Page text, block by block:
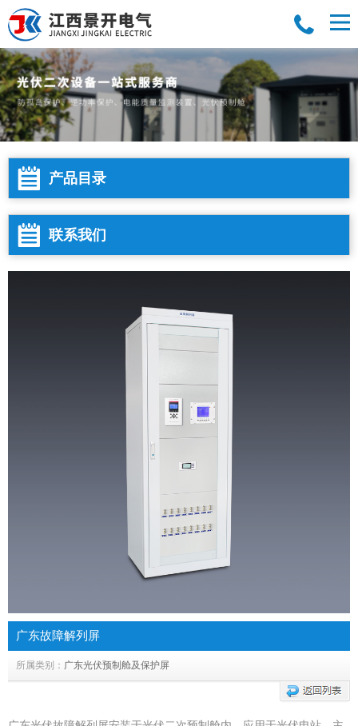
产品目录
联系我们
广东故障解列屏
所属类别： 广东光伏预制舱及保护屏